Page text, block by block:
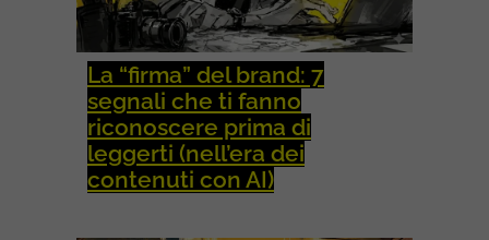
La “firma” del brand: 7
segnali che ti fanno
riconoscere prima di
leggerti (nell’era dei
contenuti con AI)